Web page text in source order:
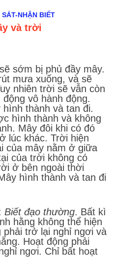
SÁT-NHẬN BIẾT
và trời
sớm bị phủ đầy mây.
mưa xuống, và sẽ
nhiên trời sẽ vẫn còn
vô hành động.
thành và tan đi.
hình thành và không
Mây đôi khi có đó
lúc khác. Trời hiện
của mây nằm ở giữa
của trời không có
ở bên ngoài thời
hình thành và tan đi
Biết đạo thường. Bất kì
hằng không thể hiện
trở lại nghỉ ngơi và
Hoạt động phải
ngơi. Chỉ bất hoạt